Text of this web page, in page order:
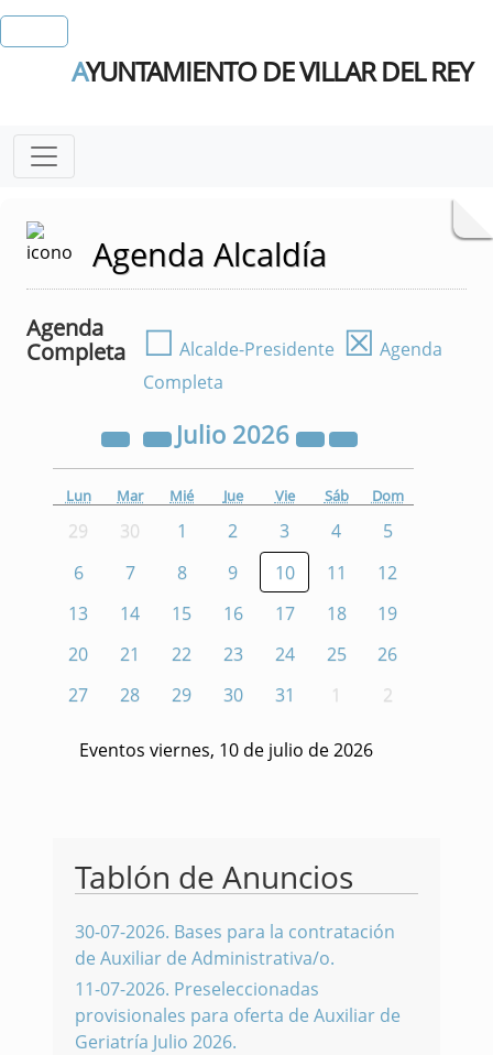
AYUNTAMIENTO DE VILLAR DEL REY
Agenda Alcaldía
Agenda
Completa
☐ Alcalde-Presidente ☒ Agenda
Completa
Julio 2026
Lun Mar Mié Jue Vie Sáb Dom
29 30 1 2 3 4
5
6
7 8 9 10 11
12
13
14 15 16 17 18
19
20
21 22 23 24 25
26
27
28 29 30 31 1 2
Eventos viernes, 10 de julio de 2026
Tablón de Anuncios
30-07-2026. Bases para la contratación
de Auxiliar de Administrativa/o.
11-07-2026. Preseleccionadas
provisionales para oferta de Auxiliar de
Geriatría Julio 2026.